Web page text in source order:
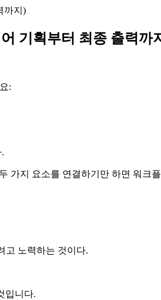
까지)
기획부터 최종 출력까
:
가지 요소를 연결하기만 하면 워크
고 노력하는 것이다.
입니다.